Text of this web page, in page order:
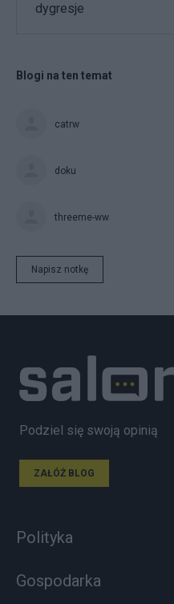
dygresje
Blogi na ten temat
catrw
doku
threeme-ww
Napisz notkę
Podziel się swoją opinią
ZAŁÓŻ BLOG
Polityka
Gospodarka